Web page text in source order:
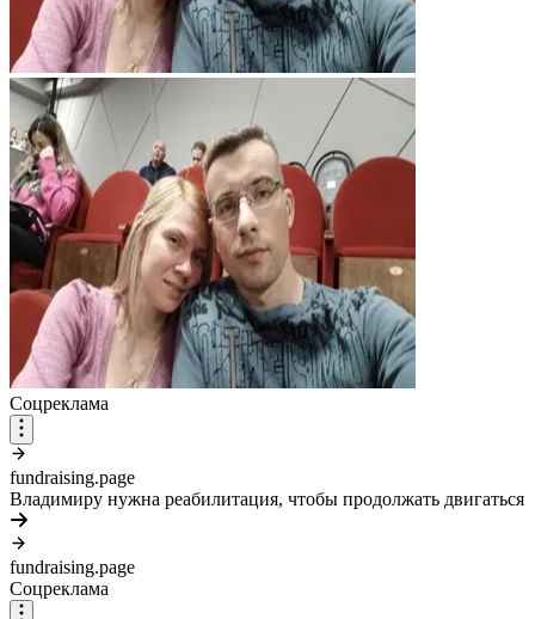
Соцреклама
fundraising.page
Владимиру нужна реабилитация, чтобы продолжать двигаться
fundraising.page
Соцреклама